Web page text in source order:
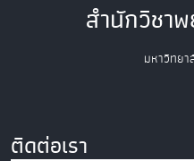
สำนักวิชา
มหาวิทย
ติดต่อเรา